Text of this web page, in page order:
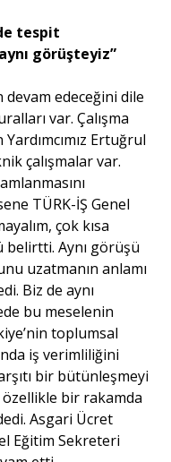
tespit
görüşteyiz”
devam edeceğini dile
var. Çalışma
Ertuğrul
çalışmalar var.
TÜRK-İŞ Genel
çok kısa
belirtti. Aynı görüşü
uzatmanın anlamı
Biz de aynı
bu meselenin
toplumsal
iş verimliliğini
bir bütünleşmeyi
özellikle bir rakamda
Asgari Ücret
Eğitim Sekreteri